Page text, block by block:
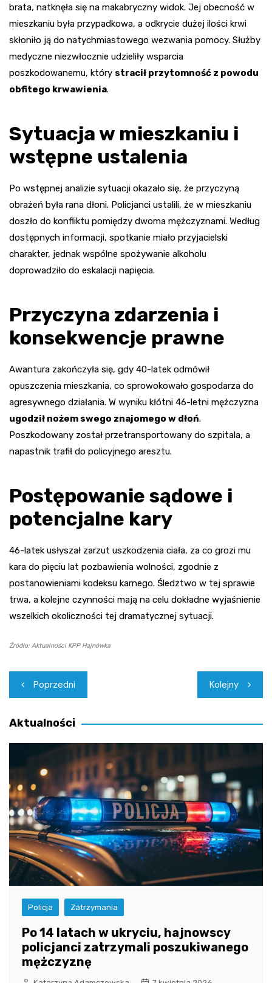
brata, natknęła się na makabryczny widok. Jej obecność w
mieszkaniu była przypadkowa, a odkrycie dużej ilości krwi
skłoniło ją do natychmiastowego wezwania pomocy. Służby
medyczne niezwłocznie udzieliły wsparcia
poszkodowanemu, który stracił przytomność z powodu
obfitego krwawienia.
Sytuacja w mieszkaniu i
wstępne ustalenia
Po wstępnej analizie sytuacji okazało się, że przyczyną
obrażeń była rana dłoni. Policjanci ustalili, że w mieszkaniu
doszło do konfliktu pomiędzy dwoma mężczyznami. Według
dostępnych informacji, spotkanie miało przyjacielski
charakter, jednak wspólne spożywanie alkoholu
doprowadziło do eskalacji napięcia.
Przyczyna zdarzenia i
konsekwencje prawne
Awantura zakończyła się, gdy 40-latek odmówił
opuszczenia mieszkania, co sprowokowało gospodarza do
agresywnego działania. W wyniku kłótni 46-letni mężczyzna
ugodził nożem swego znajomego w dłoń.
Poszkodowany został przetransportowany do szpitala, a
napastnik trafił do policyjnego aresztu.
Postępowanie sądowe i
potencjalne kary
46-latek usłyszał zarzut uszkodzenia ciała, za co grozi mu
kara do pięciu lat pozbawienia wolności, zgodnie z
postanowieniami kodeksu karnego. Śledztwo w tej sprawie
trwa, a kolejne czynności mają na celu dokładne wyjaśnienie
wszelkich okoliczności tej dramatycznej sytuacji.
Źródło: Aktualności KPP Hajnówka
Nawigacja
wpisu
Poprzedni Kolejny
Aktualności
Policja Zatrzymania
Po 14 latach w ukryciu, hajnowscy
policjanci zatrzymali poszukiwanego
mężczyznę